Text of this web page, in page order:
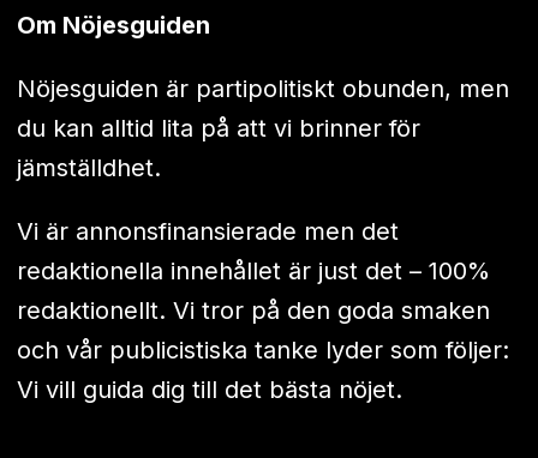
Om Nöjesguiden
Nöjesguiden är partipolitiskt obunden, men
du kan alltid lita på att vi brinner för
jämställdhet.
Vi är annonsfinansierade men det
redaktionella innehållet är just det – 100%
redaktionellt. Vi tror på den goda smaken
och vår publicistiska tanke lyder som följer:
Vi vill guida dig till det bästa nöjet.